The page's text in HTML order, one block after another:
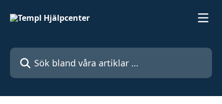
Sök bland våra artiklar …